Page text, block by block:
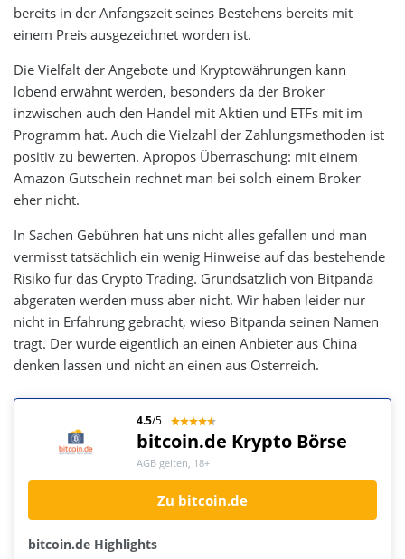
bereits in der Anfangszeit seines Bestehens bereits mit
einem Preis ausgezeichnet worden ist.
Die Vielfalt der Angebote und Kryptowährungen kann
lobend erwähnt werden, besonders da der Broker
inzwischen auch den Handel mit Aktien und ETFs mit im
Programm hat. Auch die Vielzahl der Zahlungsmethoden ist
positiv zu bewerten. Apropos Überraschung: mit einem
Amazon Gutschein rechnet man bei solch einem Broker
eher nicht.
In Sachen Gebühren hat uns nicht alles gefallen und man
vermisst tatsächlich ein wenig Hinweise auf das bestehende
Risiko für das Crypto Trading. Grundsätzlich von Bitpanda
abgeraten werden muss aber nicht. Wir haben leider nur
nicht in Erfahrung gebracht, wieso Bitpanda seinen Namen
trägt. Der würde eigentlich an einen Anbieter aus China
denken lassen und nicht an einen aus Österreich.
4.5/5
bitcoin.de Krypto Börse
AGB gelten, 18+
Zu bitcoin.de
bitcoin.de Highlights